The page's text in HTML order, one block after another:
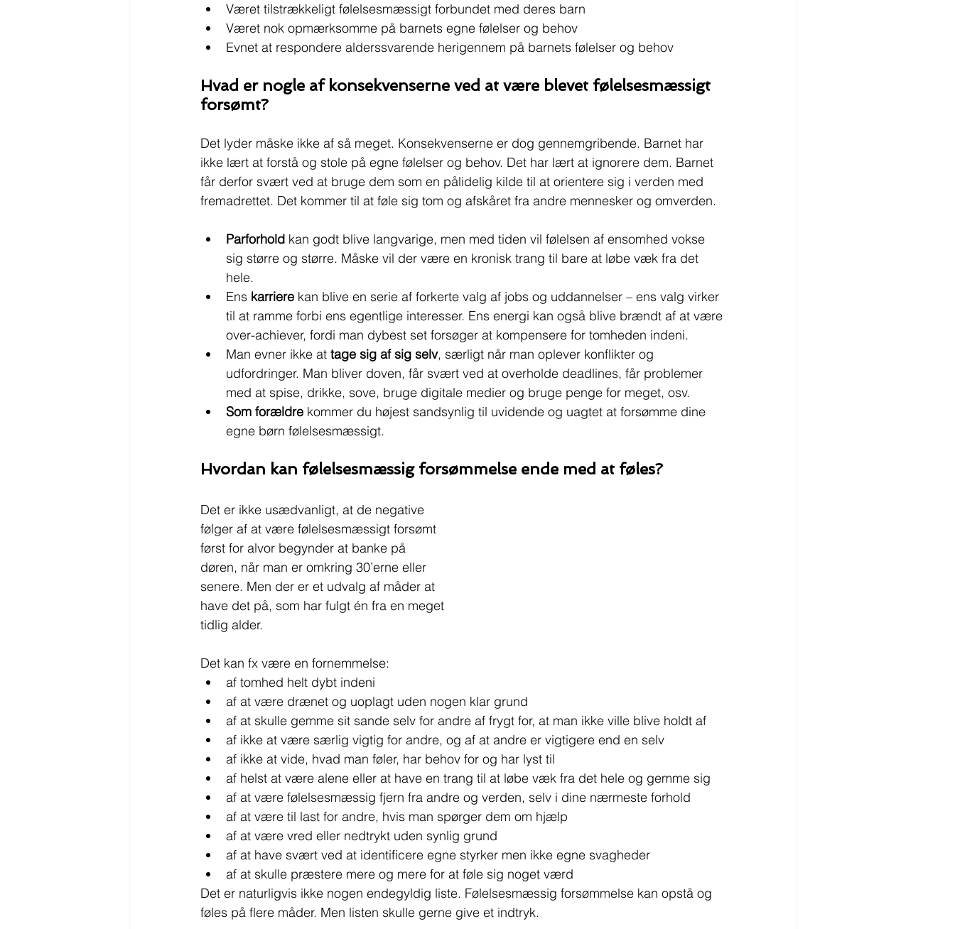
Været tilstrækkeligt følelsesmæssigt forbundet med deres barn
Været nok opmærksomme på barnets egne følelser og behov
Evnet at respondere alderssvarende herigennem på barnets følelser og behov
Hvad er nogle af konsekvenserne ved at være blevet følelsesmæssigt
forsømt?
Det lyder måske ikke af så meget. Konsekvenserne er dog gennemgribende. Barnet har
ikke lært at forstå og stole på egne følelser og behov. Det har lært at ignorere dem. Barnet
får derfor svært ved at bruge dem som en pålidelig kilde til at orientere sig i verden med
fremadrettet. Det kommer til at føle sig tom og afskåret fra andre mennesker og omverden.
Parforhold kan godt blive langvarige, men med tiden vil følelsen af ensomhed vokse
sig større og større. Måske vil der være en kronisk trang til bare at løbe væk fra det
hele.
Ens karriere kan blive en serie af forkerte valg af jobs og uddannelser – ens valg virker
til at ramme forbi ens egentlige interesser. Ens energi kan også blive brændt af at være
over-achiever, fordi man dybest set forsøger at kompensere for tomheden indeni.
Man evner ikke at tage sig af sig selv, særligt når man oplever konflikter og
udfordringer. Man bliver doven, får svært ved at overholde deadlines, får problemer
med at spise, drikke, sove, bruge digitale medier og bruge penge for meget, osv.
Som forældre kommer du højest sandsynlig til uvidende og uagtet at forsømme dine
egne børn følelsesmæssigt.
Hvordan kan følelsesmæssig forsømmelse ende med at føles?
Det er ikke usædvanligt, at de negative
følger af at være følelsesmæssigt forsømt
først for alvor begynder at banke på
døren, når man er omkring 30’erne eller
senere. Men der er et udvalg af måder at
have det på, som har fulgt én fra en meget
tidlig alder.
Det kan fx være en fornemmelse:
af tomhed helt dybt indeni
af at være drænet og uoplagt uden nogen klar grund
af at skulle gemme sit sande selv for andre af frygt for, at man ikke ville blive holdt af
af ikke at være særlig vigtig for andre, og af at andre er vigtigere end en selv
af ikke at vide, hvad man føler, har behov for og har lyst til
af helst at være alene eller at have en trang til at løbe væk fra det hele og gemme sig
af at være følelsesmæssig fjern fra andre og verden, selv i dine nærmeste forhold
af at være til last for andre, hvis man spørger dem om hjælp
af at være vred eller nedtrykt uden synlig grund
af at have svært ved at identificere egne styrker men ikke egne svagheder
af at skulle præstere mere og mere for at føle sig noget værd
Det er naturligvis ikke nogen endegyldig liste. Følelsesmæssig forsømmelse kan opstå og
føles på flere måder. Men listen skulle gerne give et indtryk.